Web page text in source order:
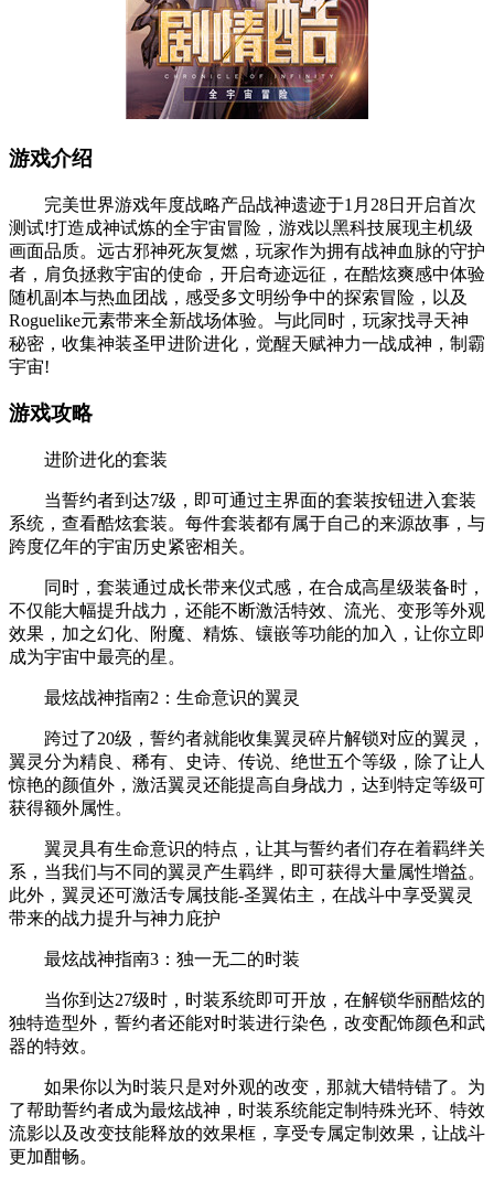
游戏介绍
完美世界游戏年度战略产品战神遗迹于1月28日开启首次
测试!打造成神试炼的全宇宙冒险，游戏以黑科技展现主机级
画面品质。远古邪神死灰复燃，玩家作为拥有战神血脉的守护
者，肩负拯救宇宙的使命，开启奇迹远征，在酷炫爽感中体验
随机副本与热血团战，感受多文明纷争中的探索冒险，以及
Roguelike元素带来全新战场体验。与此同时，玩家找寻天神
秘密，收集神装圣甲进阶进化，觉醒天赋神力一战成神，制霸
宇宙!
游戏攻略
进阶进化的套装
当誓约者到达7级，即可通过主界面的套装按钮进入套装
系统，查看酷炫套装。每件套装都有属于自己的来源故事，与
跨度亿年的宇宙历史紧密相关。
同时，套装通过成长带来仪式感，在合成高星级装备时，
不仅能大幅提升战力，还能不断激活特效、流光、变形等外观
效果，加之幻化、附魔、精炼、镶嵌等功能的加入，让你立即
成为宇宙中最亮的星。
最炫战神指南2：生命意识的翼灵
跨过了20级，誓约者就能收集翼灵碎片解锁对应的翼灵，
翼灵分为精良、稀有、史诗、传说、绝世五个等级，除了让人
惊艳的颜值外，激活翼灵还能提高自身战力，达到特定等级可
获得额外属性。
翼灵具有生命意识的特点，让其与誓约者们存在着羁绊关
系，当我们与不同的翼灵产生羁绊，即可获得大量属性增益。
此外，翼灵还可激活专属技能-圣翼佑主，在战斗中享受翼灵
带来的战力提升与神力庇护
最炫战神指南3：独一无二的时装
当你到达27级时，时装系统即可开放，在解锁华丽酷炫的
独特造型外，誓约者还能对时装进行染色，改变配饰颜色和武
器的特效。
如果你以为时装只是对外观的改变，那就大错特错了。为
了帮助誓约者成为最炫战神，时装系统能定制特殊光环、特效
流影以及改变技能释放的效果框，享受专属定制效果，让战斗
更加酣畅。